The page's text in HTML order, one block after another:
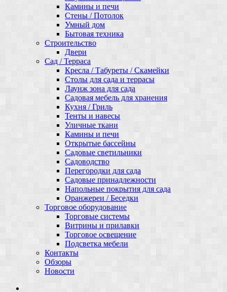
Камины и печи
Стены / Потолок
Умный дом
Бытовая техника
Строительство
Двери
Сад / Терраса
Кресла / Табуреты / Скамейки
Столы для сада и террасы
Лаунж зона для сада
Садовая мебель для хранения
Кухня / Гриль
Тенты и навесы
Уличные ткани
Камины и печи
Открытые бассейны
Садовые светильники
Садоводство
Перегородки для сада
Садовые принадлежности
Напольные покрытия для сада
Оранжереи / Беседки
Торговое оборудование
Торговые системы
Витрины и прилавки
Торговое освещение
Подсветка мебели
Контакты
Обзоры
Новости